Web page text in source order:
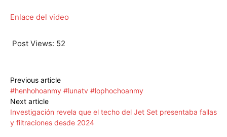
Enlace del video
Post Views: 52
Previous article
#henhohoanmy #lunatv #lophochoanmy
Next article
Investigación revela que el techo del Jet Set presentaba fallas
y filtraciones desde 2024